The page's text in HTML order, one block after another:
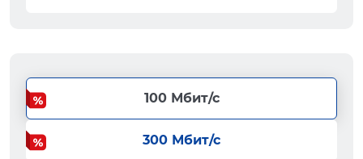
100 Мбит/с
300 Мбит/с